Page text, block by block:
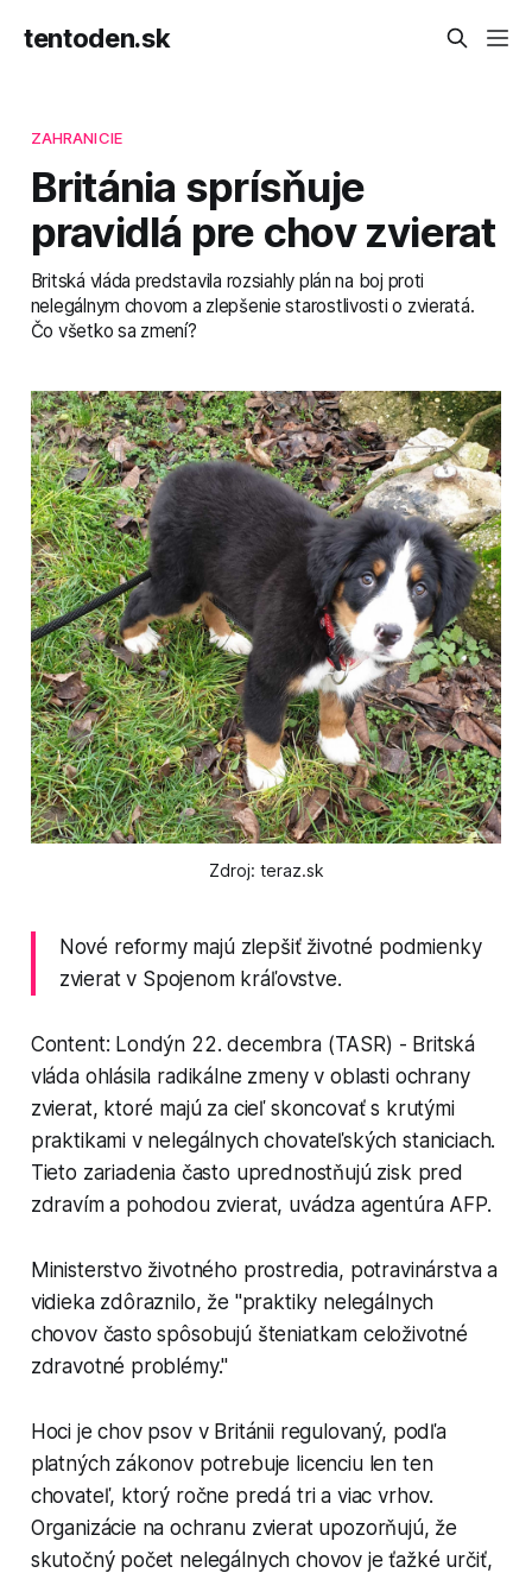
tentoden.sk
ZAHRANICIE
Británia sprísňuje
pravidlá pre chov zvierat
Britská vláda predstavila rozsiahly plán na boj proti
nelegálnym chovom a zlepšenie starostlivosti o zvieratá.
Čo všetko sa zmení?
Zdroj: teraz.sk
Nové reformy majú zlepšiť životné podmienky
zvierat v Spojenom kráľovstve.
Content: Londýn 22. decembra (TASR) - Britská
vláda ohlásila radikálne zmeny v oblasti ochrany
zvierat, ktoré majú za cieľ skoncovať s krutými
praktikami v nelegálnych chovateľských staniciach.
Tieto zariadenia často uprednostňujú zisk pred
zdravím a pohodou zvierat, uvádza agentúra AFP.
Ministerstvo životného prostredia, potravinárstva a
vidieka zdôraznilo, že "praktiky nelegálnych
chovov často spôsobujú šteniatkam celoživotné
zdravotné problémy."
Hoci je chov psov v Británii regulovaný, podľa
platných zákonov potrebuje licenciu len ten
chovateľ, ktorý ročne predá tri a viac vrhov.
Organizácie na ochranu zvierat upozorňujú, že
skutočný počet nelegálnych chovov je ťažké určiť,